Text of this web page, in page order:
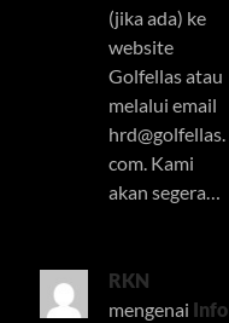
(jika ada) ke
website
Golfellas atau
melalui email
hrd@golfellas.
com. Kami
akan segera…
RKN
mengenai Info